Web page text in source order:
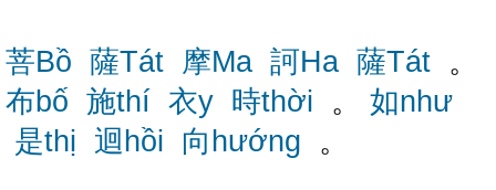
菩Bồ 薩Tát 摩Ma 訶Ha 薩Tát 。
布bố 施thí 衣y 時thời 。 如như
是thị 迴hồi 向hướng 。